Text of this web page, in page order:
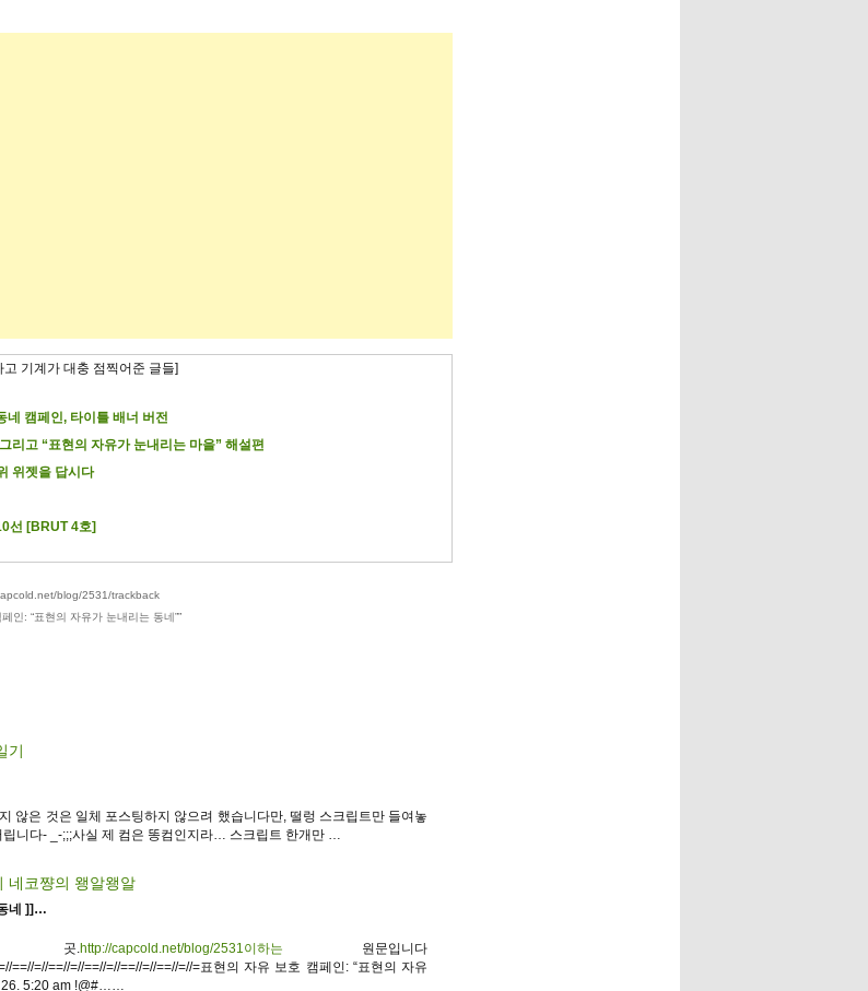
기계가 대충 점찍어준 글들]
네 캠페인, 타이틀 배너 버전
리고 “표현의 자유가 눈내리는 마을” 해설편
위젯을 답시다
선 [BRUT 4호]
blog/2531/trackback
인: “표현의 자유가 눈내리는 동네””
기
않은 것은 일체 포스팅하지 않으려 했습니다만, 떨렁 스크립트만 들여놓
립니다- _-;;;사실 제 컴은 똥컴인지라… 스크립트 한개만 …
네코쨩의 왱알왱알
네 ]]…
곳.http://capcold.net/blog/2531이하는 원문입니다
==//=//==//=//==//=//==//=//==//=//=표현의 자유 보호 캠페인: “표현의 자유
26. 5:20 am !@#……